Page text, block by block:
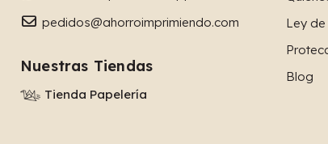
pedidos@ahorroimprimiendo.com
Nuestras Tiendas
Tienda Papelería
Ley
Blog